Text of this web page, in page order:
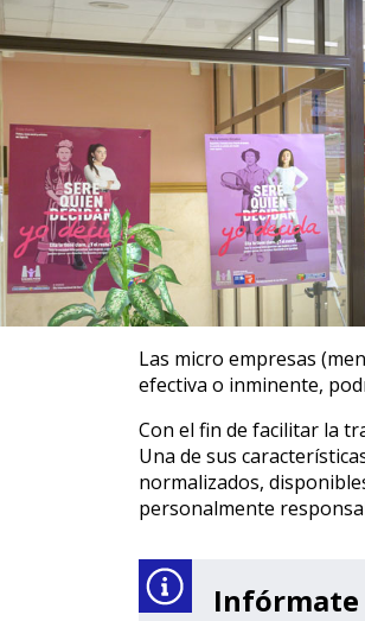
Las micro empresas
efectiva o inminente,
Con el fin de facilitar la
Una de sus
normalizados,
personalmente
Infórmate